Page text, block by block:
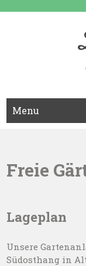
Menu
Freie
Lageplan
Unsere
Südosthang in